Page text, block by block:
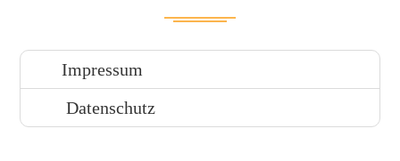
Impressum
Datenschutz